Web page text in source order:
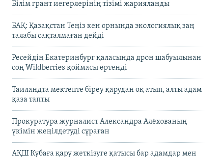
Білім грант иегерлерінің тізімі жарияланды
БАҚ: Қазақстан Теңіз кен орнында экологиялық заң
талабы сақталмаған дейді
Ресейдің Екатеринбург қаласында дрон шабуылынан
соң Wildberries қоймасы өртенді
Таиландта мектепте біреу қарудан оқ атып, алты адам
қаза тапты
Прокуратура журналист Александра Алёхованың
үкімін жеңілдетуді сұраған
АҚШ Кубаға қару жеткізуге қатысы бар адамдар мен